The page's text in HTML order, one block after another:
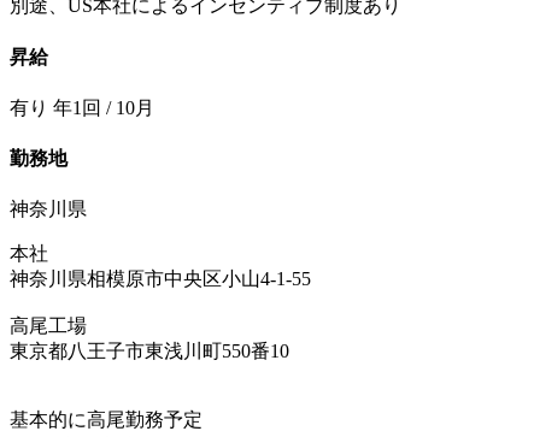
別途、US本社によるインセンティブ制度あり
昇給
有り 年1回 / 10月
勤務地
神奈川県
本社
神奈川県相模原市中央区小山4-1-55
高尾工場
東京都八王子市東浅川町550番10
基本的に高尾勤務予定